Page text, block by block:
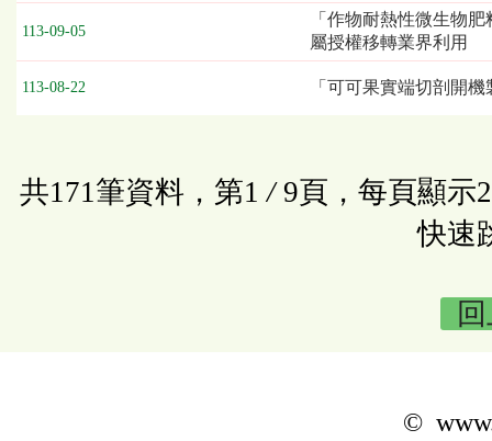
113-09-05
「作物耐熱性微生物
屬授權移轉業界利用
113-08-22 「可可果實端切剖開
共171筆資料，第1 /9頁，每頁顯示
快速
©